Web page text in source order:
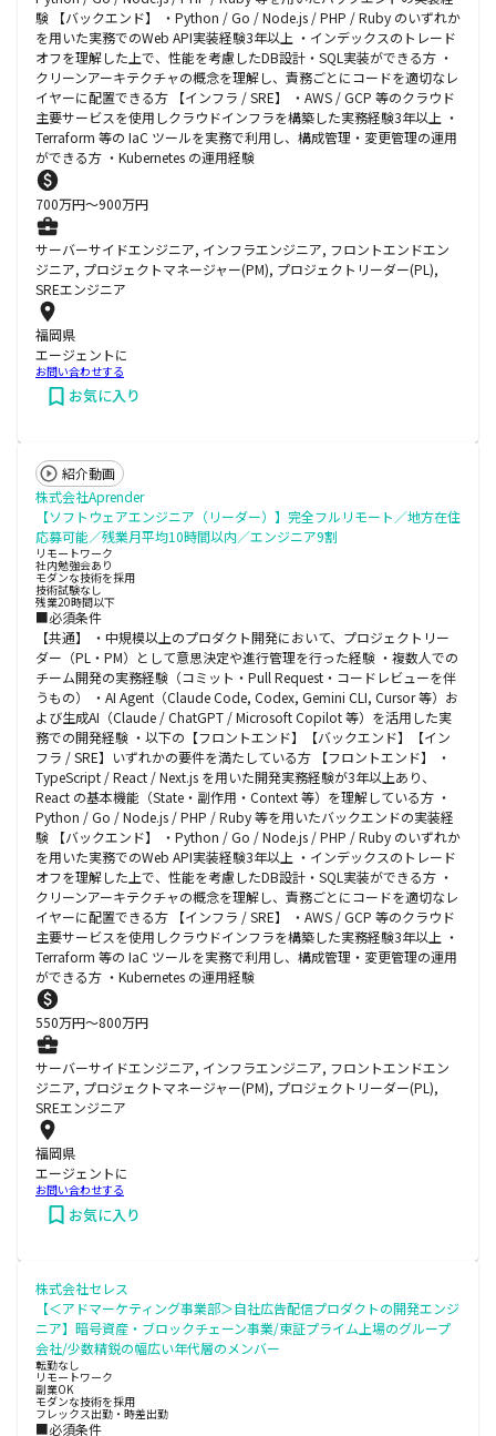
験 【バックエンド】 ・Python / Go / Node.js / PHP / Ruby のいずれか
を用いた実務でのWeb API実装経験3年以上 ・インデックスのトレード
オフを理解した上で、性能を考慮したDB設計・SQL実装ができる方 ・
クリーンアーキテクチャの概念を理解し、責務ごとにコードを適切なレ
イヤーに配置できる方 【インフラ / SRE】 ・AWS / GCP 等のクラウド
主要サービスを使用しクラウドインフラを構築した実務経験3年以上 ・
Terraform 等の IaC ツールを実務で利用し、構成管理・変更管理の運用
ができる方 ・Kubernetes の運用経験
700万円〜900万円
サーバーサイドエンジニア, インフラエンジニア, フロントエンドエン
ジニア, プロジェクトマネージャー(PM), プロジェクトリーダー(PL),
SREエンジニア
福岡県
エージェントに
お問い合わせする
お気に入り
紹介動画
株式会社Aprender
【ソフトウェアエンジニア（リーダー）】完全フルリモート／地方在住
応募可能／残業月平均10時間以内／エンジニア9割
リモートワーク
社内勉強会あり
モダンな技術を採用
技術試験なし
残業20時間以下
■必須条件
【共通】 ・中規模以上のプロダクト開発において、プロジェクトリー
ダー（PL・PM）として意思決定や進行管理を行った経験 ・複数人での
チーム開発の実務経験（コミット・Pull Request・コードレビューを伴
うもの） ・AI Agent（Claude Code, Codex, Gemini CLI, Cursor 等）お
よび生成AI（Claude / ChatGPT / Microsoft Copilot 等）を活用した実
務での開発経験 ・以下の【フロントエンド】【バックエンド】【イン
フラ / SRE】いずれかの要件を満たしている方 【フロントエンド】 ・
TypeScript / React / Next.js を用いた開発実務経験が3年以上あり、
React の基本機能（State・副作用・Context 等）を理解している方 ・
Python / Go / Node.js / PHP / Ruby 等を用いたバックエンドの実装経
験 【バックエンド】 ・Python / Go / Node.js / PHP / Ruby のいずれか
を用いた実務でのWeb API実装経験3年以上 ・インデックスのトレード
オフを理解した上で、性能を考慮したDB設計・SQL実装ができる方 ・
クリーンアーキテクチャの概念を理解し、責務ごとにコードを適切なレ
イヤーに配置できる方 【インフラ / SRE】 ・AWS / GCP 等のクラウド
主要サービスを使用しクラウドインフラを構築した実務経験3年以上 ・
Terraform 等の IaC ツールを実務で利用し、構成管理・変更管理の運用
ができる方 ・Kubernetes の運用経験
550万円〜800万円
サーバーサイドエンジニア, インフラエンジニア, フロントエンドエン
ジニア, プロジェクトマネージャー(PM), プロジェクトリーダー(PL),
SREエンジニア
福岡県
エージェントに
お問い合わせする
お気に入り
株式会社セレス
【＜アドマーケティング事業部＞自社広告配信プロダクトの開発エンジ
ニア】暗号資産・ブロックチェーン事業/東証プライム上場のグループ
会社/少数精鋭の幅広い年代層のメンバー
転勤なし
リモートワーク
副業OK
モダンな技術を採用
フレックス出勤・時差出勤
■必須条件